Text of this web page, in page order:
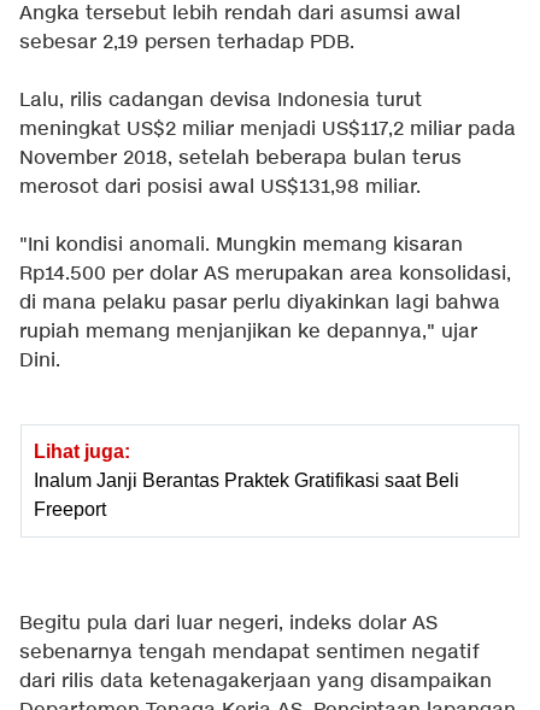
Angka tersebut lebih rendah dari asumsi awal
sebesar 2,19 persen terhadap PDB.
Lalu, rilis cadangan devisa Indonesia turut
meningkat US$2 miliar menjadi US$117,2 miliar pada
November 2018, setelah beberapa bulan terus
merosot dari posisi awal US$131,98 miliar.
"Ini kondisi anomali. Mungkin memang kisaran
Rp14.500 per dolar AS merupakan area konsolidasi,
di mana pelaku pasar perlu diyakinkan lagi bahwa
rupiah memang menjanjikan ke depannya," ujar
Dini.
Lihat juga:
Inalum Janji Berantas Praktek Gratifikasi saat Beli
Freeport
Begitu pula dari luar negeri, indeks dolar AS
sebenarnya tengah mendapat sentimen negatif
dari rilis data ketenagakerjaan yang disampaikan